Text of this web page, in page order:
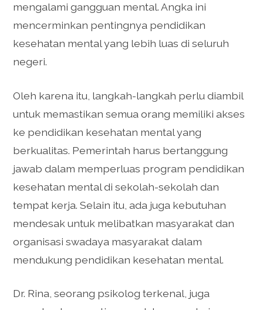
mengalami gangguan mental. Angka ini
mencerminkan pentingnya pendidikan
kesehatan mental yang lebih luas di seluruh
negeri.
Oleh karena itu, langkah-langkah perlu diambil
untuk memastikan semua orang memiliki akses
ke pendidikan kesehatan mental yang
berkualitas. Pemerintah harus bertanggung
jawab dalam memperluas program pendidikan
kesehatan mental di sekolah-sekolah dan
tempat kerja. Selain itu, ada juga kebutuhan
mendesak untuk melibatkan masyarakat dan
organisasi swadaya masyarakat dalam
mendukung pendidikan kesehatan mental.
Dr. Rina, seorang psikolog terkenal, juga